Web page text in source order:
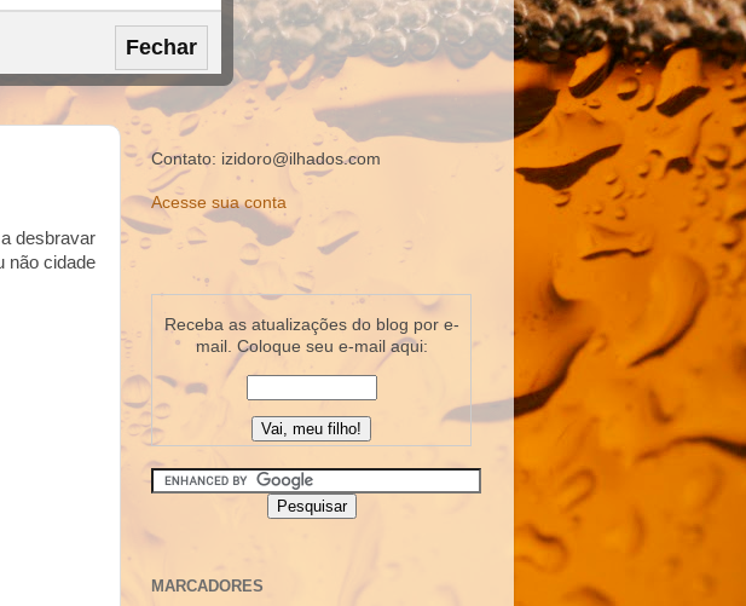
desbravar
não cidade
Contato: izidoro@ilhados.com
Acesse sua conta
Receba as atualizações do blog por e-
mail. Coloque seu e-mail aqui:
MARCADORES
Fechar